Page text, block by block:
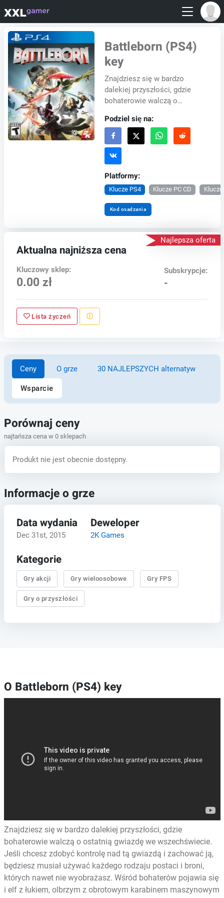
Battleborn (PS4)
key
Znajdziesz się w bardzo
dalekiej przyszłości, gdzie
bohaterowie walczą o
wszechświecie. Jeśli chcesz
zdobyć kontrolę nad tą
gwiazd...
Podziel się na:
Platformy:
Klucze PS4 Klucze PC CD
Kod osadzania
Najlepsza oferta
Aktualna najniższa cena
Kluczowy sklep:
0.00 zł
Subskrypcje:
-
Lista życzeń
Ceny O grze 30 NAJLEPSZYCH alternatyw
Wsparcie
Porównaj ceny
najtańsza cena w 0 sklepach
Produkt nie jest obecnie dostępny.
Informacje o grze
Data wydania
Dec 31st, 2015
Deweloper
2K Games
Kategorie
Gry akcji Gry wieloosobowe Gry FPS
Gry o przyszłości
O Battleborn (PS4) key
Znajdziesz się w bardzo dalekiej przyszłości, gdzie
bohaterowie walczą o ostatnią gwiazdę we wszechświecie.
Jeśli chcesz zdobyć kontrolę nad tą gwiazdą i zachować ją,
będziesz musiał używać każdego rodzaju postaci i broni,
których nawet nie wyobrażasz. Wśród bohaterów pojawia się
i elf z łukiem, olbrzym z obrotowym karabinem maszynowym